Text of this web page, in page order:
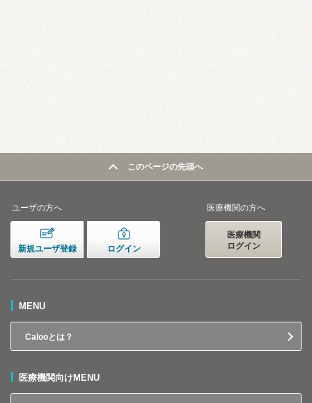
このページの先頭へ
ユーザの方へ
新規ユーザ登録 ログイン
医療機関の方へ
医療機関
ログイン
MENU
Calooとは？
医療機関向けMENU